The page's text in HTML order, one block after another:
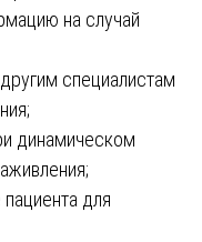
на случай
специалистам
динамическом
для